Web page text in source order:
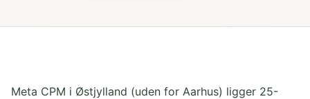
Meta CPM i Østjylland (uden for Aarhus) ligger 25-